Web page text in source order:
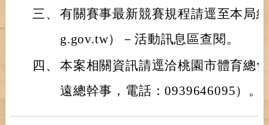
三、 有關賽事最新競賽規程請逕至本局
g.gov.tw）－活動訊息區查閱。
四、 本案相關資訊請逕洽桃園市體育總
遠總幹事，電話：0939646095）。